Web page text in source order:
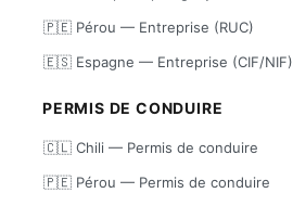
🇵🇪 Pérou — Entreprise (RUC)
🇪🇸 Espagne — Entreprise (CIF/NIF)
PERMIS DE CONDUIRE
🇨🇱 Chili — Permis de conduire
🇵🇪 Pérou — Permis de conduire